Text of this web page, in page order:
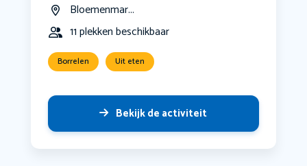
Bloemenmar...
11 plekken beschikbaar
Borrelen Uit eten
Bekijk de activiteit